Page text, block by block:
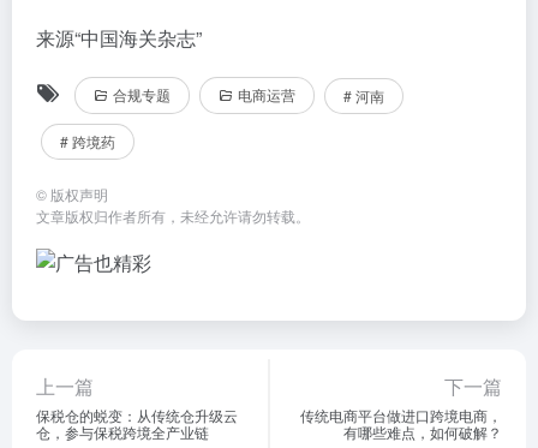
来源“中国海关杂志”
合规专题 电商运营 # 河南
# 跨境药
© 版权声明
文章版权归作者所有，未经允许请勿转载。
上一篇
保税仓的蜕变：从传统仓升级云
仓，参与保税跨境全产业链
下一篇
传统电商平台做进口跨境电商，
有哪些难点，如何破解？